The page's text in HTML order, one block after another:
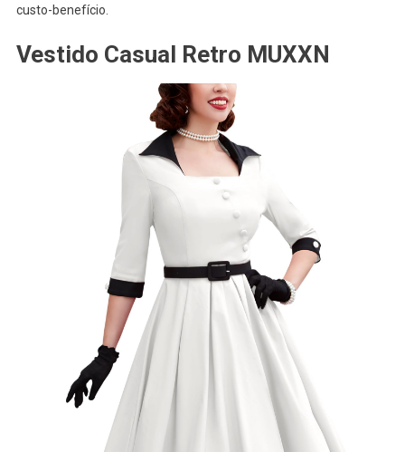
custo-benefício.
Vestido Casual Retro MUXXN